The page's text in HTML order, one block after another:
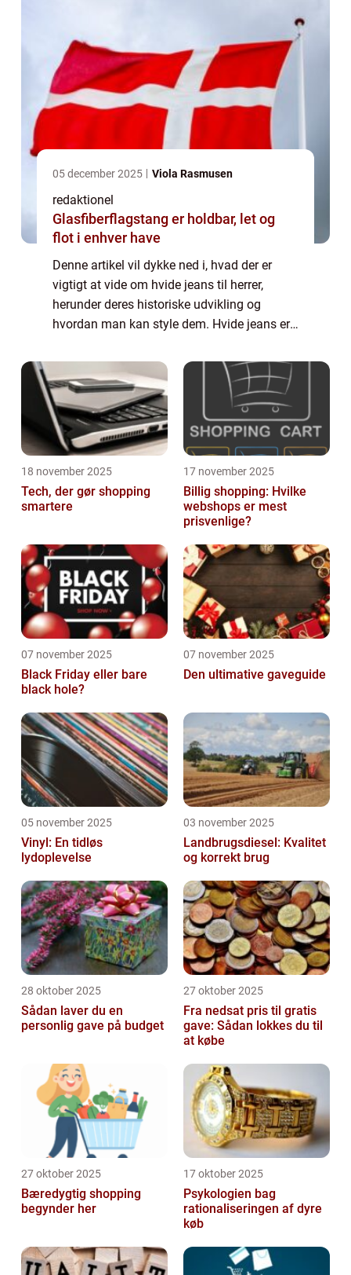
05 december 2025 Viola Rasmusen
redaktionel
Glasfiberflagstang er holdbar, let og
flot i enhver have
Denne artikel vil dykke ned i, hvad der er
vigtigt at vide om hvide jeans til herrer,
herunder deres historiske udvikling og
hvordan man kan style dem. Hvide jeans er
formelle og uformelle begivenheder....
18 november 2025
Tech, der gør shopping
smartere
17 november 2025
Billig shopping: Hvilke
webshops er mest
prisvenlige?
07 november 2025
Black Friday eller bare
black hole?
07 november 2025
Den ultimative gaveguide
05 november 2025
Vinyl: En tidløs
lydoplevelse
03 november 2025
Landbrugsdiesel: Kvalitet
og korrekt brug
28 oktober 2025
Sådan laver du en
personlig gave på budget
27 oktober 2025
Fra nedsat pris til gratis
gave: Sådan lokkes du til
at købe
27 oktober 2025
Bæredygtig shopping
begynder her
17 oktober 2025
Psykologien bag
rationaliseringen af dyre
køb